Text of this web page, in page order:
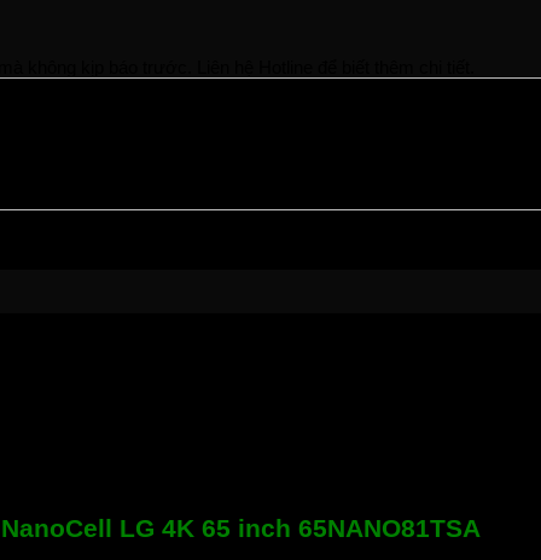
không kịp báo trước. Liên hệ Hotline để biết thêm chi tiết.
hàng.
LG 4K 65 inch 65NANO81TSA